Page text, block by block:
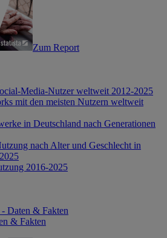
Zum Report
Media-Nutzer weltweit 2012-2025
mit den meisten Nutzern weltweit
in Deutschland nach Generationen
nach Alter und Geschlecht in
2016-2025
Daten & Fakten
& Fakten